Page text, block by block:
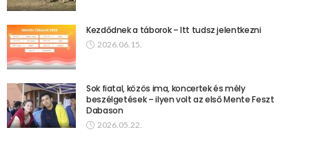
Kezdődnek a táborok – Itt tudsz jelentkezni
2026.06.15.
Sok fiatal, közös ima, koncertek és mély
beszélgetések – ilyen volt az első Mente Feszt
Dabason
2026.05.22.